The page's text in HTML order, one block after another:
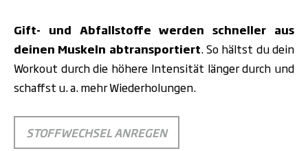
Gift- und Abfallstoffe werden schneller aus
deinen Muskeln abtransportiert.So hältst du dein
Workout durch die höhere Intensität länger durch und
schaffst u. a. mehr Wiederholungen.
STOFFWECHSEL ANREGEN